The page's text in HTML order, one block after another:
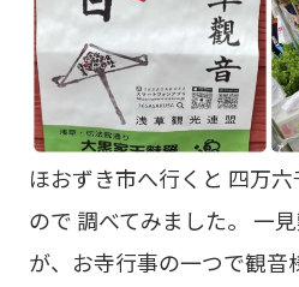
ほおずき市へ行くと 四万
ので 調べてみました。 一
が、お寺行事の一つで観音